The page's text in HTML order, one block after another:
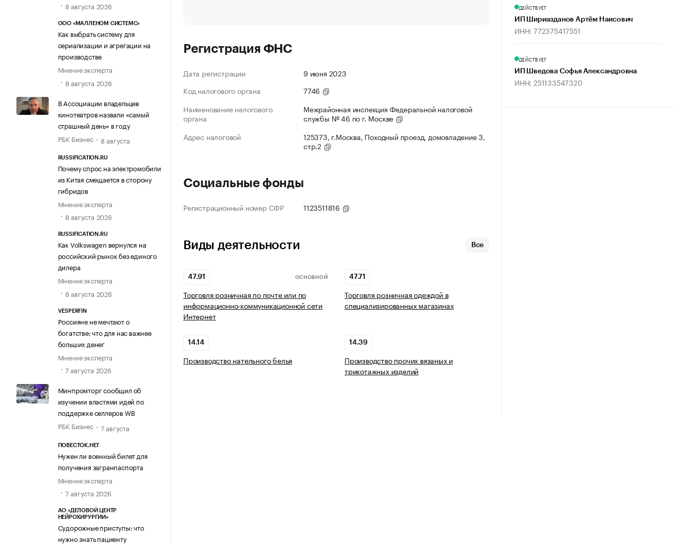
8 августа 2026
ООО «МАЛЛЕНОМ СИСТЕМС»
Как выбрать систему для
сериализации и агрегации на
производстве
Мнение эксперта
8 августа 2026
В Ассоциации владельцев
кинотеатров назвали «самый
страшный день» в году
РБК Бизнес
8 августа
RUSSIFICATION.RU
Почему спрос на электромобили
из Китая смещается в сторону
гибридов
Мнение эксперта
8 августа 2026
RUSSIFICATION.RU
Как Volkswagen вернулся на
российский рынок без единого
дилера
Мнение эксперта
8 августа 2026
VESPERFIN
Россияне не мечтают о
богатстве: что для нас важнее
больших денег
Мнение эксперта
7 августа 2026
Минпромторг сообщил об
изучении властями идей по
поддержке селлеров WB
РБК Бизнес
7 августа
ПОВЕСТОК.НЕТ
Нужен ли военный билет для
получения загранпаспорта
Мнение эксперта
7 августа 2026
АО «ДЕЛОВОЙ ЦЕНТР
НЕЙРОХИРУРГИИ»
Судорожные приступы: что
нужно знать пациенту
Регистрация ФНС
Дата регистрации
9 июня 2023
Код налогового органа
7746
Наименование налогового
органа
Межрайонная инспекция Федеральной налоговой
службы № 46 по г. Москве
Адрес налоговой
125373, г.Москва, Походный проезд, домовладение 3,
стр.2
Социальные фонды
Регистрационный номер СФР 1123511816
Виды деятельности Все
47.91 ОСНОВНОЙ
Торговля розничная по почте или по
информационно-коммуникационной сети
Интернет
47.71
Торговля розничная одеждой в
специализированных магазинах
14.14
Производство нательного белья
14.39
Производство прочих вязаных и
трикотажных изделий
ДЕЙСТВУЕТ
ИП Шириазданов Артём Наисович
ИНН: 772375417551
ДЕЙСТВУЕТ
ИП Шведова Софья Александровна
ИНН: 251133547320